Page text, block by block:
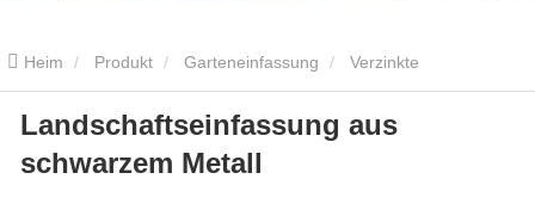
Heim Produkt Garteneinfassung Verzinkte
Garteneinfassung Landschaftseinfassung aus schwarzem Metall
Landschaftseinfassung aus
schwarzem Metall